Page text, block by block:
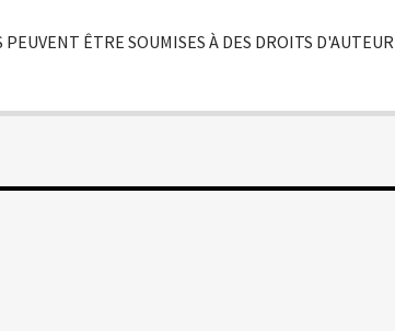
PEUVENT ÊTRE SOUMISES À DES DROITS D'AUTEUR